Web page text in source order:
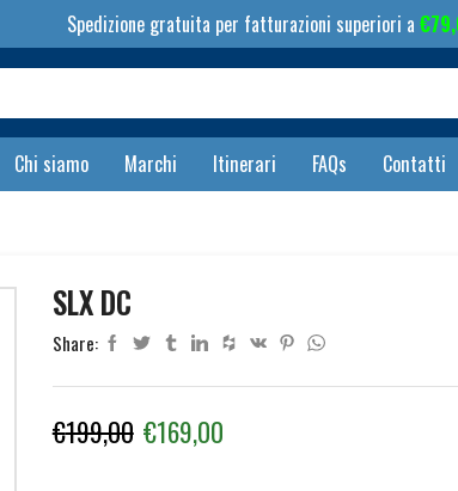
Spedizione gratuita per fatturazioni superiori a €
input
Chi siamo Marchi Itinerari FAQs Contatti
SLX DC
Share:
€199,00 Il
€169,00Il